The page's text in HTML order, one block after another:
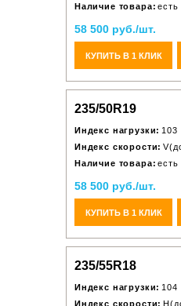
Наличие товара: есть
58 500 руб./шт.
КУПИТЬ В 1 КЛИК
235/50R19
Индекс нагрузки: 103
Индекс скорости:
Наличие товара: есть
58 500 руб./шт.
КУПИТЬ В 1 КЛИК
235/55R18
Индекс нагрузки: 104
Индекс скорости: